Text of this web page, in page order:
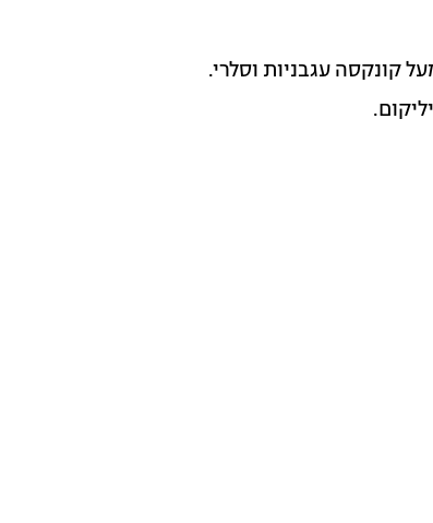
קונקסה עגבניות וסלרי.